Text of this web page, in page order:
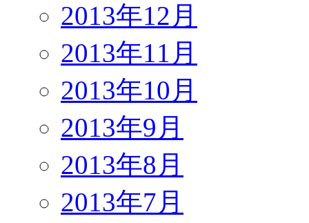
2013年12月
2013年11月
2013年10月
2013年9月
2013年8月
2013年7月